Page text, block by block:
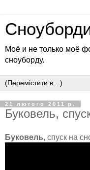
Моё и не только моё
сноуборду.
21 лютого 2011 р.
Буковель,
Буковель, спуск на